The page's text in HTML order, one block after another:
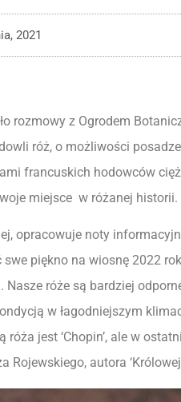
2021
rozmowy z Ogrodem
róż, o możliwości
francuskich hodowców
miejsce w różanej historii.
opracowuje noty
piękno na wiosnę 2022
róże są bardziej
w łagodniejszym
jest ‘Chopin’, ale w
Rojewskiego, autora